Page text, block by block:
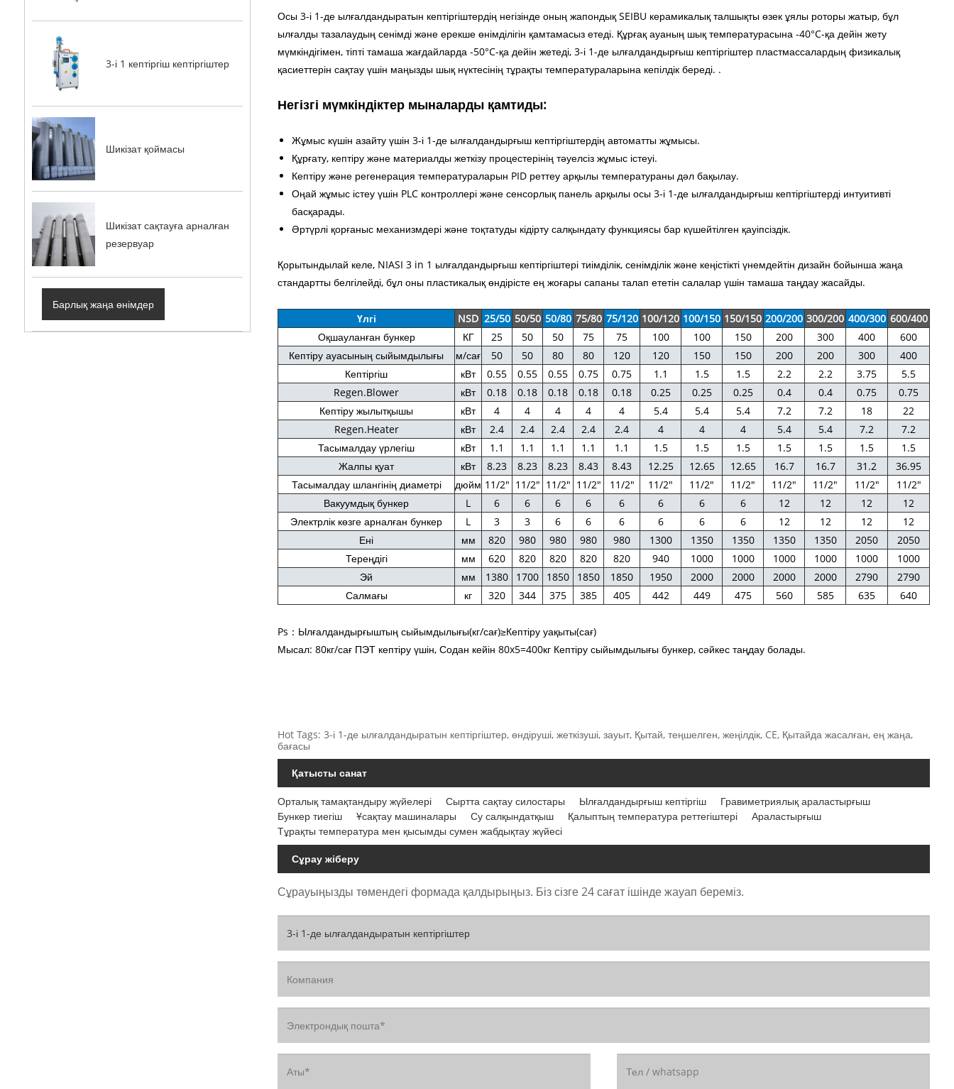
3-і 1 кептіргіш кептіргіштер
Шикізат қоймасы
Шикізат сақтауға арналған
резервуар
Барлық жаңа өнімдер
Осы 3-і 1-де ылғалдандыратын кептіргіштердің негізінде оның жапондық SEIBU керамикалық талшықты өзек ұялы роторы жатыр, бұл
ылғалды тазалаудың сенімді және ерекше өнімділігін қамтамасыз етеді. Құрғақ ауаның шық температурасына -40°C-қа дейін жету
мүмкіндігімен, тіпті тамаша жағдайларда -50°C-қа дейін жетеді, 3-і 1-де ылғалдандырғыш кептіргіштер пластмассалардың физикалық
қасиеттерін сақтау үшін маңызды шық нүктесінің тұрақты температураларына кепілдік береді. .
Негізгі мүмкіндіктер мыналарды қамтиды:
Жұмыс күшін азайту үшін 3-і 1-де ылғалдандырғыш кептіргіштердің автоматты жұмысы.
Құрғату, кептіру және материалды жеткізу процестерінің тәуелсіз жұмыс істеуі.
Кептіру және регенерация температураларын PID реттеу арқылы температураны дәл бақылау.
Оңай жұмыс істеу үшін PLC контроллері және сенсорлық панель арқылы осы 3-і 1-де ылғалдандырғыш кептіргіштерді интуитивті
басқарады.
Әртүрлі қорғаныс механизмдері және тоқтатуды кідірту салқындату функциясы бар күшейтілген қауіпсіздік.
Қорытындылай келе, NIASI 3 in 1 ылғалдандырғыш кептіргіштері тиімділік, сенімділік және кеңістікті үнемдейтін дизайн бойынша жаңа
стандартты белгілейді, бұл оны пластикалық өндірісте ең жоғары сапаны талап ететін салалар үшін тамаша таңдау жасайды.
Үлгі NSD 25/50 50/50 50/80 75/80 75/120 100/120 100/150 150/150 200/200 300/200 400/300 600/400
Оқшауланған бункер
КГ 25 50 50 75 75 100 100 150 200 300 400
600
Кептіру ауасының сыйымдылығы
м/сағ 50 50 80 80 120 120 150 150 200 200 300
400
Кептіргіш
кВт 0.55 0.55 0.55 0.75 0.75 1.1 1.5 1.5 2.2 2.2 3.75
5.5
Regen.Blower
кВт 0.18 0.18 0.18 0.18 0.18 0.25 0.25 0.25 0.4 0.4 0.75
0.75
Кептіру жылытқышы
кВт 4 4 4 4 4 5.4 5.4 5.4 7.2 7.2 18
22
Regen.Heater
кВт 2.4 2.4 2.4 2.4 2.4 4 4 4 5.4 5.4 7.2
7.2
Тасымалдау үрлегіш
кВт 1.1 1.1 1.1 1.1 1.1 1.5 1.5 1.5 1.5 1.5 1.5
1.5
Жалпы қуат
кВт 8.23 8.23 8.23 8.43 8.43 12.25 12.65 12.65 16.7 16.7 31.2
36.95
Тасымалдау шлангінің диаметрі
дюйм 11/2" 11/2" 11/2" 11/2" 11/2" 11/2" 11/2" 11/2" 11/2" 11/2" 11/2"
11/2"
Вакуумдық бункер
L 6 6 6 6 6 6 6 6 12 12 12
12
Электрлік көзге арналған бункер
L 3 3 6 6 6 6 6 6 12 12 12
12
Ені
мм 820 980 980 980 980 1300 1350 1350 1350 1350 2050
2050
Тереңдігі
мм 620 820 820 820 820 940 1000 1000 1000 1000 1000
1000
Эй
мм 1380 1700 1850 1850 1850 1950 2000 2000 2000 2000 2790
2790
Салмағы
кг 320 344 375 385 405 442 449 475 560 585 635 640
Ps：Ылғалдандырғыштың сыйымдылығы(кг/сағ)≥Кептіру уақыты(сағ)
Мысал: 80кг/сағ ПЭТ кептіру үшін, Содан кейін 80x5=400кг Кептіру сыйымдылығы бункер, сәйкес таңдау болады.
Hot Tags: 3-і 1-де ылғалдандыратын кептіргіштер, өндіруші, жеткізуші, зауыт, Қытай, теңшелген, жеңілдік, CE, Қытайда жасалған, ең жаңа,
бағасы
Қатысты санат
Орталық тамақтандыру жүйелері Сыртта сақтау силостары Ылғалдандырғыш кептіргіш
Гравиметриялық араластырғыш
Бункер тиегіш
Ұсақтау машиналары Су салқындатқыш Қалыптың температура реттегіштері
Араластырғыш
Тұрақты температура мен қысымды сумен жабдықтау жүйесі
Сұрау жіберу
Сұрауыңызды төмендегі формада қалдырыңыз. Біз сізге 24 сағат ішінде жауап береміз.